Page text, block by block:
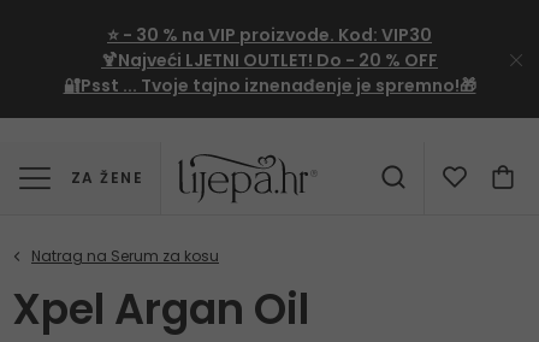
⭐ - 30 % na VIP proizvode. Kod: VIP30
🍹Najveći LJETNI OUTLET! Do - 20 % OFF
🔐Psst ... Tvoje tajno iznenađenje je spremno!🎁
ZA ŽENE
Xpel Argan Oil